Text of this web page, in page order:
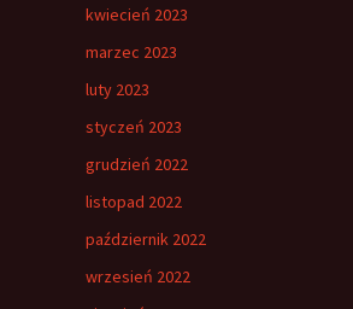
kwiecień 2023
marzec 2023
luty 2023
styczeń 2023
grudzień 2022
listopad 2022
październik 2022
wrzesień 2022